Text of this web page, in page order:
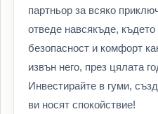
партньор за всяко
отведе навсякъде,
безопасност и комфорт
извън него, през цялата
Инвестирайте в гуми,
ви носят спокойствие!